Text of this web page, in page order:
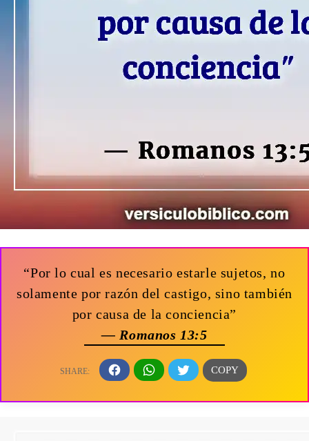
“Por lo cual es necesario estarle sujetos, no
solamente por razón del castigo, sino también
por causa de la conciencia”
— Romanos 13:5